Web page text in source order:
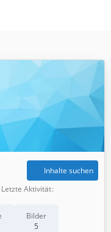
Bilder
5
Inhalte suchen
Letzte Aktivität